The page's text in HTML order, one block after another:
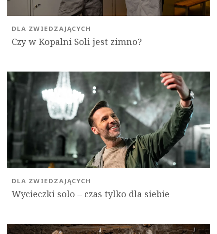
Czy w Kopalni Soli jest zimno?
DLA ZWIEDZAJĄCYCH
Wycieczki solo ‒ czas tylko dla siebie
DLA ZWIEDZAJĄCYCH